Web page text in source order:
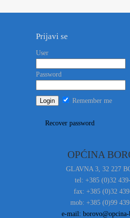
Prijavi se
User
Password
Remember me
Recover password
OPĆINA
GLAVNA 3, 32 227
tel: +385 (0)32
fax: +385 (0)32
mob: +385 (0)99
e-mail: